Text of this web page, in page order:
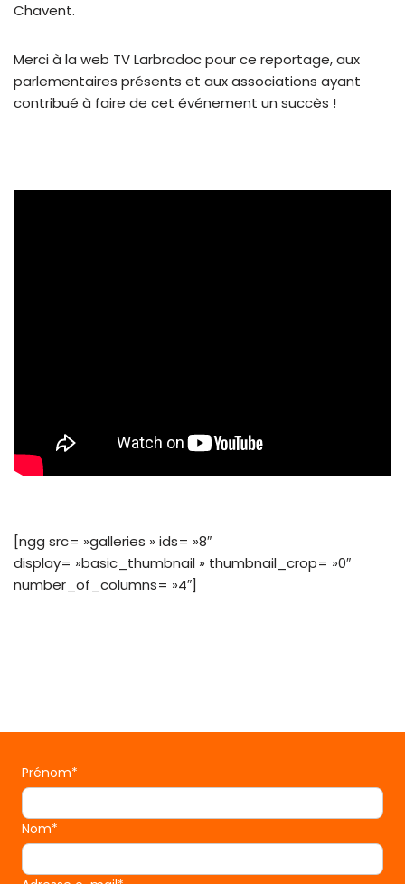
Chavent.
Merci à la web TV Larbradoc pour ce reportage, aux
parlementaires présents et aux associations ayant
contribué à faire de cet événement un succès !
[ngg src= »galleries » ids= »8″
display= »basic_thumbnail » thumbnail_crop= »0″
number_of_columns= »4″]
Prénom*
Nom*